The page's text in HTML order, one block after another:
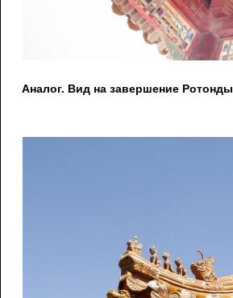
Аналог. Вид на завершение Ротонды